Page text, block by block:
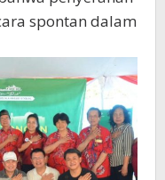
spontan dalam